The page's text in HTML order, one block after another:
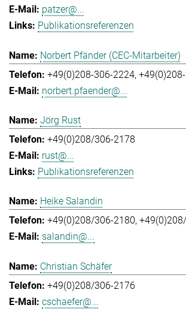
patzer@...
Publikationsreferenzen
Norbert Pfänder (CEC-Mitarbeiter)
+49(0)208-306-2224
norbert.pfaender@...
Jörg Rust
+49(0)208/306-2178
rust@...
Publikationsreferenzen
Heike Salandin
+49(0)208/306-2180
salandin@...
Christian Schäfer
+49(0)208/306-2176
cschaefer@...